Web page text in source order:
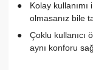
Kolay
olmasanız bile
Çoklu kullanıcı
aynı konforu